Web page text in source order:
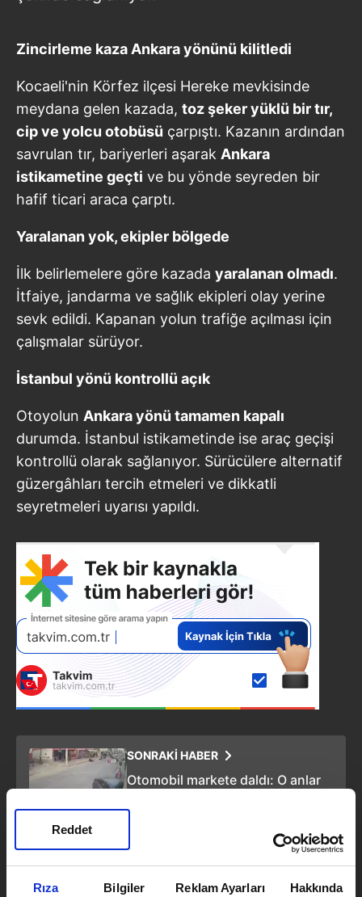
Rıza Bilgiler Reklam Ayarları Hakkında
Reddet
Zincirleme kaza Ankara yönünü kilitledi
Kocaeli'nin Körfez ilçesi Hereke mevkisinde
meydana gelen kazada, toz şeker yüklü bir tır,
cip ve yolcu otobüsü çarpıştı. Kazanın ardından
savrulan tır, bariyerleri aşarak Ankara
istikametine geçti ve bu yönde seyreden bir
hafif ticari araca çarptı.
Yaralanan yok, ekipler bölgede
İlk belirlemelere göre kazada yaralanan olmadı.
İtfaiye, jandarma ve sağlık ekipleri olay yerine
sevk edildi. Kapanan yolun trafiğe açılması için
çalışmalar sürüyor.
İstanbul yönü kontrollü açık
Otoyolun Ankara yönü tamamen kapalı
durumda. İstanbul istikametinde ise araç geçişi
kontrollü olarak sağlanıyor. Sürücülere alternatif
güzergâhları tercih etmeleri ve dikkatli
seyretmeleri uyarısı yapıldı.
SONRAKİ HABER
Otomobil markete daldı: O anlar
tutuklandı!